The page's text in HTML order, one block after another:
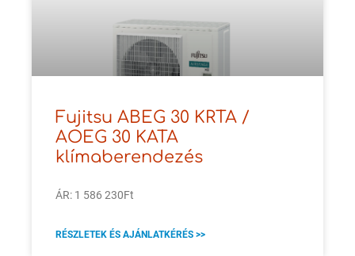
Fujitsu ABEG 30 KRTA /
AOEG 30 KATA
klímaberendezés
ÁR: 1 586 230Ft
RÉSZLETEK ÉS AJÁNLATKÉRÉS >>